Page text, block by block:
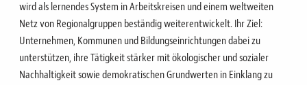
wird als lernendes System in Arbeitskreisen und einem weltweiten
Netz von Regionalgruppen beständig weiterentwickelt. Ihr Ziel:
Unternehmen, Kommunen und Bildungseinrichtungen dabei zu
unterstützen, ihre Tätigkeit stärker mit ökologischer und sozialer
Nachhaltigkeit sowie demokratischen Grundwerten in Einklang zu